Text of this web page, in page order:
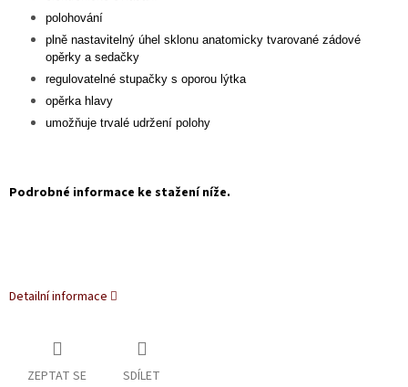
polohování
plně nastavitelný úhel sklonu anatomicky tvarované zádové
opěrky a sedačky
regulovatelné stupačky s oporou lýtka
opěrka hlavy
umožňuje trvalé udržení polohy
Podrobné informace ke stažení níže.
Detailní informace
ZEPTAT SE SDÍLET